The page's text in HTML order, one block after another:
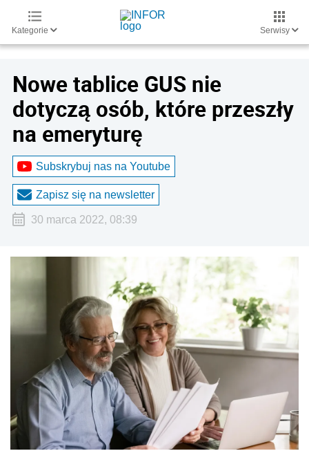
Kategorie Serwisy
Nowe tablice GUS nie
dotyczą osób, które przeszły
na emeryturę
Subskrybuj nas na Youtube
Zapisz się na newsletter
30 marca 2022, 08:39